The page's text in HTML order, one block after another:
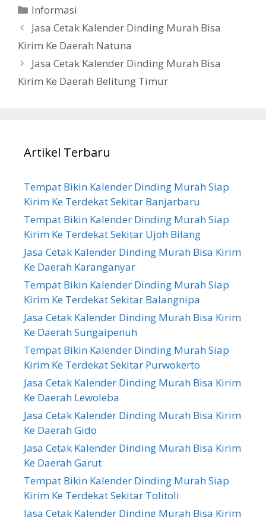
Categories
Informasi
Jasa Cetak Kalender Dinding Murah Bisa
Kirim Ke Daerah Natuna
Jasa Cetak Kalender Dinding Murah Bisa
Kirim Ke Daerah Belitung Timur
Artikel Terbaru
Tempat Bikin Kalender Dinding Murah Siap
Kirim Ke Terdekat Sekitar Banjarbaru
Tempat Bikin Kalender Dinding Murah Siap
Kirim Ke Terdekat Sekitar Ujoh Bilang
Jasa Cetak Kalender Dinding Murah Bisa Kirim
Ke Daerah Karanganyar
Tempat Bikin Kalender Dinding Murah Siap
Kirim Ke Terdekat Sekitar Balangnipa
Jasa Cetak Kalender Dinding Murah Bisa Kirim
Ke Daerah Sungaipenuh
Tempat Bikin Kalender Dinding Murah Siap
Kirim Ke Terdekat Sekitar Purwokerto
Jasa Cetak Kalender Dinding Murah Bisa Kirim
Ke Daerah Lewoleba
Jasa Cetak Kalender Dinding Murah Bisa Kirim
Ke Daerah Gido
Jasa Cetak Kalender Dinding Murah Bisa Kirim
Ke Daerah Garut
Tempat Bikin Kalender Dinding Murah Siap
Kirim Ke Terdekat Sekitar Tolitoli
Jasa Cetak Kalender Dinding Murah Bisa Kirim